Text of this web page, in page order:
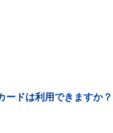
ードは利用できますか？